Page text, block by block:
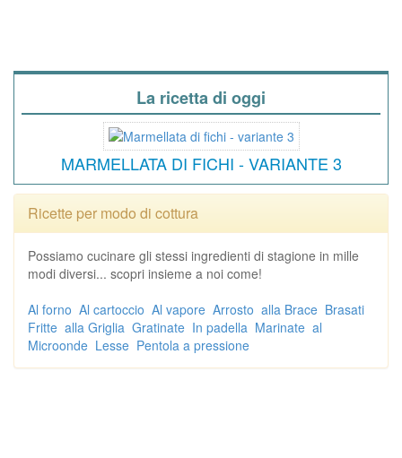
La ricetta di oggi
MARMELLATA DI FICHI - VARIANTE 3
Ricette per modo di cottura
Possiamo cucinare gli stessi ingredienti di stagione in mille
modi diversi... scopri insieme a noi come!
Al forno Al cartoccio Al vapore Arrosto alla Brace Brasati
Fritte alla Griglia Gratinate In padella Marinate al
Microonde Lesse Pentola a pressione